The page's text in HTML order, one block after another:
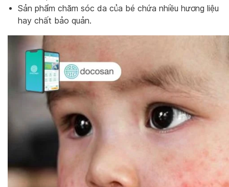
Sản phẩm chăm sóc da của bé chứa nhiều hương liệu
hay chất bảo quản.